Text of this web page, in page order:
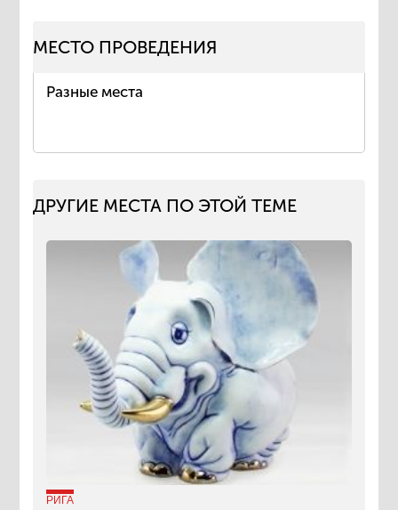
МЕСТО ПРОВЕДЕНИЯ
Разные места
ДРУГИЕ МЕСТА ПО ЭТОЙ ТЕМЕ
РИГА